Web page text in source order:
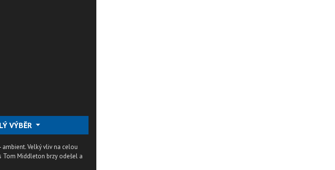
VÝBĚR
ambient. Velký vliv na celou
Tom Middleton brzy odešel a